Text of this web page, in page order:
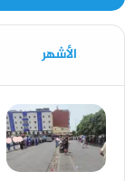
الأشهر